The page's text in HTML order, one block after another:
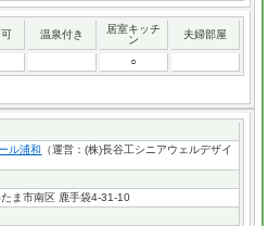
温泉付き
居室キッチ
ン
夫婦部屋
○
ル浦和
（運営：(株)長谷工シニアウェルデザイ
ま市南区 鹿手袋4-31-10